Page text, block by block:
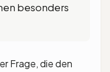
besonders
Frage, die den